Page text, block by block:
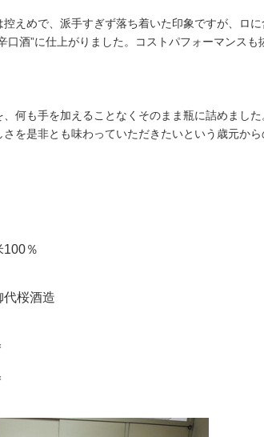
えめで、派手すぎず落ち着いた印象ですが、ロ
酒”に仕上がりました。コストパフォーマンスも
何も手を加えることなくそのまま瓶に詰めまし
を是非とも味わっていただきたいという歳元か
100％
桜酒造